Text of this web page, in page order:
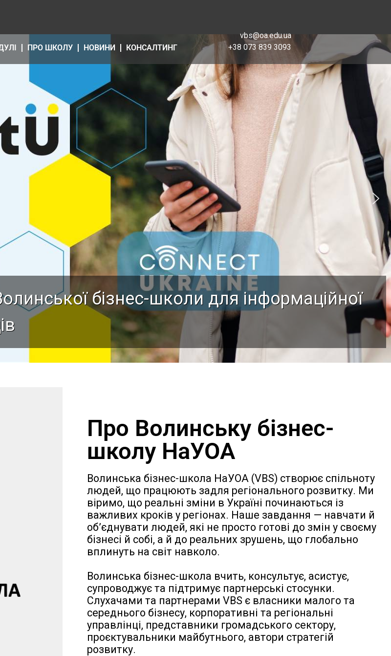
ПРО ШКОЛУ НОВИНИ КОНСАЛТИНГ
vbs@oa.edu.ua
+38 073 839 3093
бізнес-школи для інформаційної
Про Волинську бізнес-
школу НаУОА
Волинська бізнес-школа НаУОА (VBS) створює спільноту
людей, що працюють задля регіонального розвитку. Ми
віримо, що реальні зміни в Україні починаються із
важливих кроків у регіонах. Наше завдання — навчати й
об’єднувати людей, які не просто готові до змін у своєму
бізнесі й собі, а й до реальних зрушень, що глобально
вплинуть на світ навколо.
Волинська бізнес-школа вчить, консультує, асистує,
супроводжує та підтримує партнерські стосунки.
Слухачами та партнерами VBS є власники малого та
середнього бізнесу, корпоративні та регіональні
управлінці, представники громадського сектору,
проєктувальники майбутнього, автори стратегій
розвитку.